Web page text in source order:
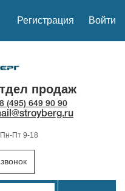
Регистрация Войти
продаж
8 (495) 649 90 90
Пт 9-18